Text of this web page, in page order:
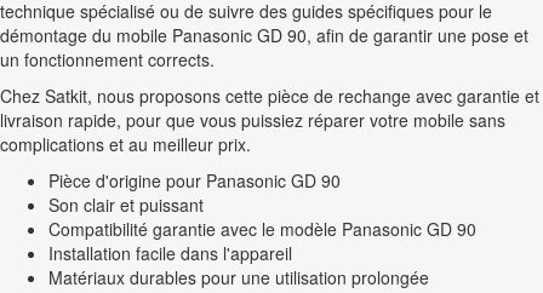
technique spécialisé ou de suivre des guides spécifiques pour le
démontage du mobile Panasonic GD 90, afin de garantir une pose et
un fonctionnement corrects.
Chez Satkit, nous proposons cette pièce de rechange avec garantie et
livraison rapide, pour que vous puissiez réparer votre mobile sans
complications et au meilleur prix.
Pièce d'origine pour Panasonic GD 90
Son clair et puissant
Compatibilité garantie avec le modèle Panasonic GD 90
Installation facile dans l'appareil
Matériaux durables pour une utilisation prolongée